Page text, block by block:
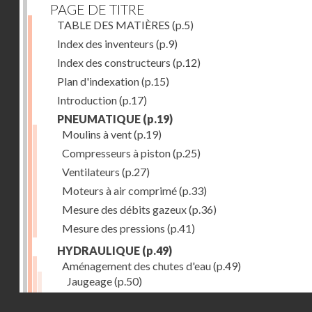
PAGE DE TITRE
TABLE DES MATIÈRES (p.5)
Index des inventeurs (p.9)
Index des constructeurs (p.12)
Plan d'indexation(p.15)
Introduction(p.17)
PNEUMATIQUE (p.19)
Moulins à vent(p.19)
Compresseurs à piston(p.25)
Ventilateurs (p.27)
Moteurs à air comprimé(p.33)
Mesure des débits gazeux(p.36)
Mesure des pressions (p.41)
HYDRAULIQUE (p.49)
Aménagement des chutes d'eau(p.49)
Jaugeage(p.50)